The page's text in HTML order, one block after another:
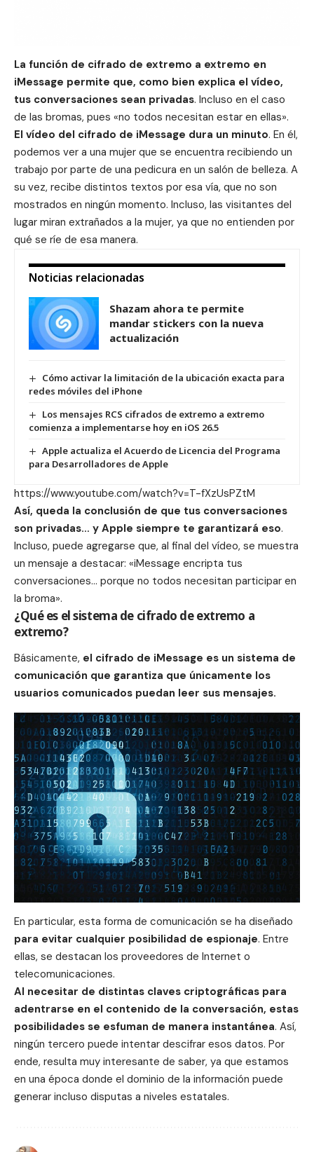
La función de cifrado de extremo a extremo en
iMessage permite que, como bien explica el vídeo,
tus conversaciones sean privadas. Incluso en el caso
de las bromas, pues «no todos necesitan estar en ellas».
El vídeo del cifrado de iMessage dura un minuto. En él,
podemos ver a una mujer que se encuentra recibiendo un
trabajo por parte de una pedicura en un salón de belleza. A
su vez, recibe distintos textos por esa vía, que no son
mostrados en ningún momento. Incluso, las visitantes del
lugar miran extrañados a la mujer, ya que no entienden por
qué se ríe de esa manera.
Noticias relacionadas
Shazam ahora te permite
mandar stickers con la nueva
actualización
Cómo activar la limitación de la ubicación exacta para
redes móviles del iPhone
Los mensajes RCS cifrados de extremo a extremo
comienza a implementarse hoy en iOS 26.5
Apple actualiza el Acuerdo de Licencia del Programa
para Desarrolladores de Apple
https://www.youtube.com/watch?v=T-fXzUsPZtM
Así, queda la conclusión de que tus conversaciones
son privadas… y Apple siempre te garantizará eso.
Incluso, puede agregarse que, al final del vídeo, se muestra
un mensaje a destacar: «iMessage encripta tus
conversaciones… porque no todos necesitan participar en
la broma».
¿Qué es el sistema de cifrado de extremo a
extremo?
Básicamente, el cifrado de iMessage es un sistema de
comunicación que garantiza que únicamente los
usuarios comunicados puedan leer sus mensajes.
En particular, esta forma de comunicación se ha diseñado
para evitar cualquier posibilidad de espionaje. Entre
ellas, se destacan los proveedores de Internet o
telecomunicaciones.
Al necesitar de distintas claves criptográficas para
adentrarse en el contenido de la conversación, estas
posibilidades se esfuman de manera instantánea. Así,
ningún tercero puede intentar descifrar esos datos. Por
ende, resulta muy interesante de saber, ya que estamos
en una época donde el dominio de la información puede
generar incluso disputas a niveles estatales.